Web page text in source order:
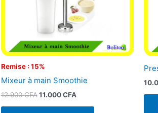
Remise : 15%
Mixeur à main Smoothie
12.900CFA 11.000CFA